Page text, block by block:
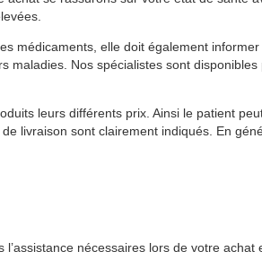
médicaments, elle doit également
Nos spécialistes sont
leurs différents prix. Ainsi le patient
livraison sont clairement indiqués. En
nécessaires lors de votre achat